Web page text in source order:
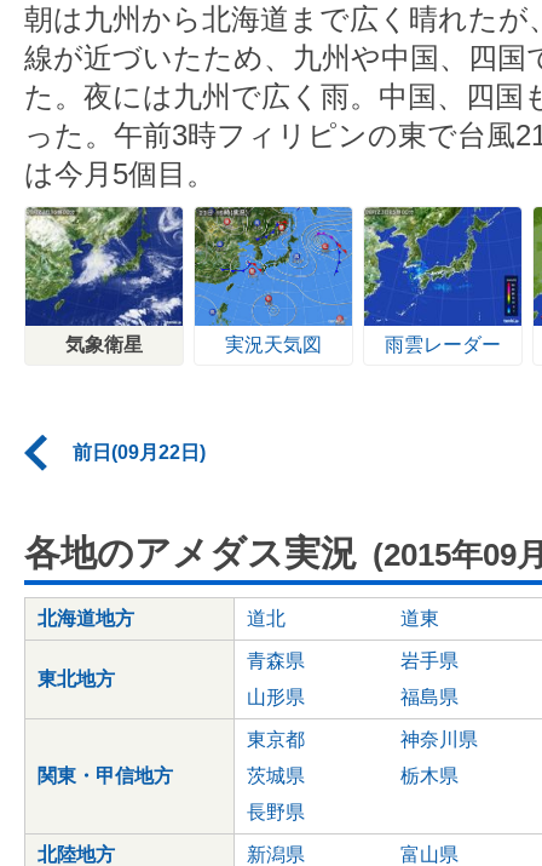
朝は九州から北海道まで広く晴れたが
線が近づいたため、九州や中国、四国
た。夜には九州で広く雨。中国、四国
った。午前3時フィリピンの東で台風
は今月5個目。
気象衛星 実況天気図 雨雲レーダー
前日(09月22日)
各地のアメダス実況 (2015年09
北海道地方 道北 道東
東北地方
青森県
岩手県
山形県
福島県
関東・甲信地方
東京都
神奈川県
茨城県
栃木県
長野県
北陸地方 新潟県 富山県